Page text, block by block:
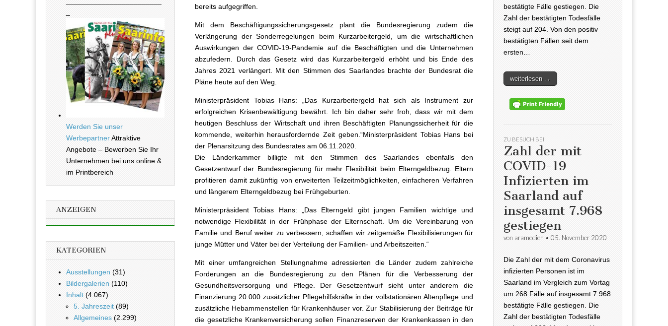
bereits aufgegriffen.
Mit dem Beschäftigungssicherungsgesetz plant die Bundesregierung zudem die
Verlängerung der Sonderregelungen beim Kurzarbeitergeld, um die wirtschaftlichen
Auswirkungen der COVID-19-Pandemie auf die Beschäftigten und die Unternehmen
abzufedern. Durch das Gesetz wird das Kurzarbeitergeld erhöht und bis Ende des
Jahres 2021 verlängert. Mit den Stimmen des Saarlandes brachte der Bundesrat die
Pläne heute auf den Weg.
Ministerpräsident Tobias Hans: „Das Kurzarbeitergeld hat sich als Instrument zur
erfolgreichen Krisenbewältigung bewährt. Ich bin daher sehr froh, dass wir mit dem
heutigen Beschluss der Wirtschaft und ihren Beschäftigten Planungssicherheit für die
kommende, weiterhin herausfordernde Zeit geben.“Ministerpräsident Tobias Hans bei
der Plenarsitzung des Bundesrates am 06.11.2020.
Die Länderkammer billigte mit den Stimmen des Saarlandes ebenfalls den
Gesetzentwurf der Bundesregierung für mehr Flexibilität beim Elterngeldbezug. Eltern
profitieren damit zukünftig von erweiterten Teilzeitmöglichkeiten, einfacheren Verfahren
und längerem Elterngeldbezug bei Frühgeburten.
Ministerpräsident Tobias Hans: „Das Elterngeld gibt jungen Familien wichtige und
notwendige Flexibilität in der Frühphase der Elternschaft. Um die Vereinbarung von
Familie und Beruf weiter zu verbessern, schaffen wir zeitgemäße Flexibilisierungen für
junge Mütter und Väter bei der Verteilung der Familien- und Arbeitszeiten.“
Mit einer umfangreichen Stellungnahme adressierten die Länder zudem zahlreiche
Forderungen an die Bundesregierung zu den Plänen für die Verbesserung der
Gesundheitsversorgung und Pflege. Der Gesetzentwurf sieht unter anderem die
Finanzierung 20.000 zusätzlicher Pflegehilfskräfte in der vollstationären Altenpflege und
zusätzliche Hebammenstellen für Krankenhäuser vor. Zur Stabilisierung der Beiträge für
die gesetzliche Krankenversicherung sollen Finanzreserven der Krankenkassen in den
Werden Sie unser
WerbepartnerAttraktive
Angebote – Bewerben Sie Ihr
Unternehmen bei uns online &
im Printbereich
ANZEIGEN
KATEGORIEN
Ausstellungen (31)
Bildergalerien (110)
Inhalt (4.067)
5. Jahreszeit (89)
Allgemeines (2.299)
bestätigte Fälle gestiegen. Die
Zahl der bestätigten Todesfälle
steigt auf 204. Von den positiv
bestätigten Fällen seit dem
ersten…
weiterlesen →
ZU BESUCH BEI
Zahl der mit
COVID-19
Infizierten im
Saarland auf
insgesamt 7.968
gestiegen
von aramedien • 05. November 2020
Die Zahl der mit dem Coronavirus
infizierten Personen ist im
Saarland im Vergleich zum Vortag
um 268 Fälle auf insgesamt 7.968
bestätigte Fälle gestiegen. Die
Zahl der bestätigten Todesfälle